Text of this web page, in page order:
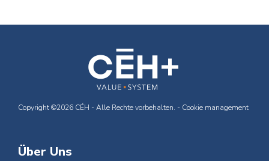
Copyright ©2026 CÉH - Alle Rechte vorbehalten. - Cookie management
Über Uns